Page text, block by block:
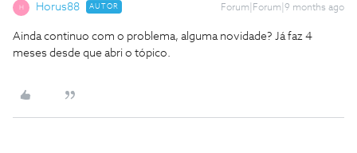
H Horus88 AUTOR Forum|Forum|9 months ago
Ainda continuo com o problema, alguma novidade? Já faz 4
meses desde que abri o tópico.